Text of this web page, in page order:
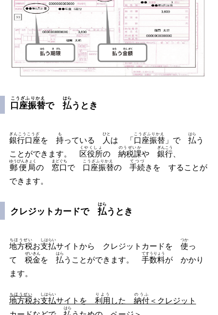
口座振替
こうざふりかえ
で払
はら
うとき
銀行口座
ぎんこうこうざ
を 持
も
っている 人
ひと
は 「 口座振替
こうざふりかえ
」で 払
はら
う
ことができます。
区役所
くやくしょ
の 納税課
のうぜいか
や 銀行
ぎんこう
、
郵便局
ゆうびんきょく
の 窓口
まどぐち
で 口座振替
こうざふりかえ
の 手続
てつづ
きを することが
できます。
クレジットカードで払
はら
うとき
地方税
ちほうぜい
お支払
しはらい
サイトから クレジットカードを 使
つか
っ
て 税金
ぜいきん
を 払
はら
うことができます。 手数料
てすうりょう
が かかり
ます。
地方税
ちほうぜい
お支払
しはらい
サイトを 利用
りよう
した 納付
のうふ
＜クレジット
はら